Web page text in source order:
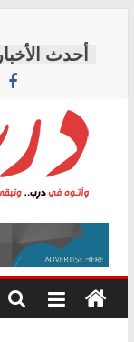
content
درب
وأتوه
درب..
وتبقى
هي